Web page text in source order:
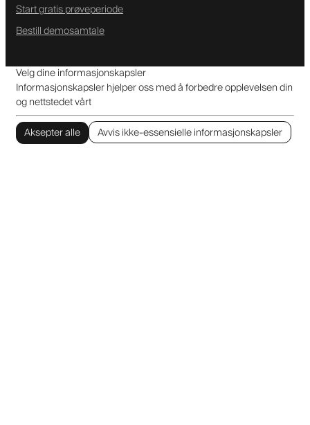
Start gratis prøveperiode
Bestill demosamtale
Velg dine informasjonskapsler
Informasjonskapsler hjelper oss med å forbedre opplevelsen din
og nettstedet vårt
Aksepter alle
Avvis ikke-essensielle informasjonskapsler